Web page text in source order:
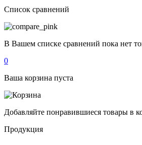
Список сравнений
В Вашем списке сравнений пока нет
0
Ваша корзина пуста
Добавляйте понравившиеся товары в
Продукция